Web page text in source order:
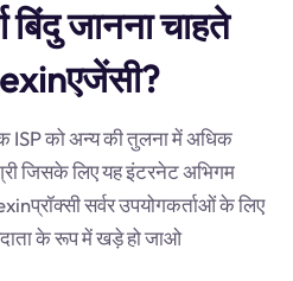
जानना चाहते
ISP को अन्य की तुलना में अधिक
जिसके लिए यह इंटरनेट अभिगम
सर्वर उपयोगकर्ताओं के लिए
के रूप में खड़े हो जाओ